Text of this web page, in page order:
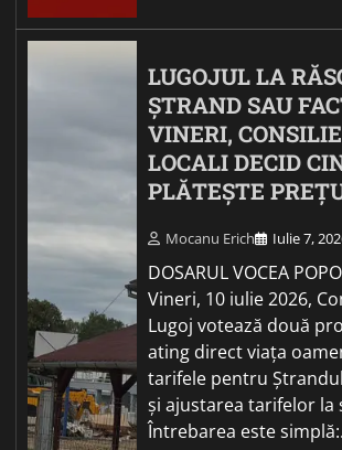
LUGOJUL LA
ȘTRAND SAU
VINERI,
LOCALI DECID
PLĂTEȘTE
Mocanu Erich Iulie 7,
DOSARUL VOCEA
Vineri, 10 iulie 2026,
Lugoj votează două
ating direct viața
tarifele pentru
și ajustarea tarifelor la
Întrebarea este